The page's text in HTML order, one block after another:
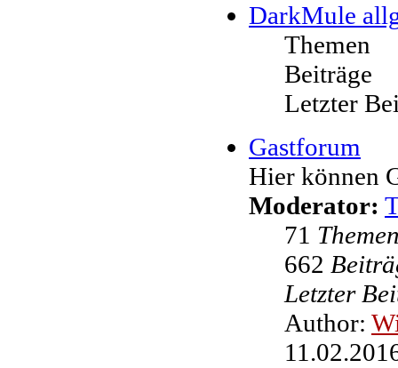
DarkMule
Themen
Beiträge
Letzter
Gastforum
Hier können
Moderator:
71
662
Letzter
Author: